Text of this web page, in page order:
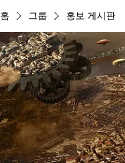
홈 그룹 홍보 게시판